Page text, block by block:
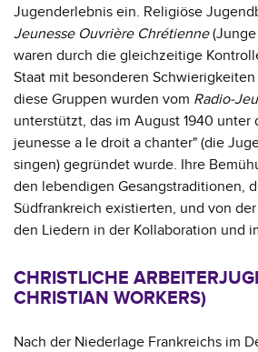
Jugenderlebnis ein. Religiöse
Jeunesse Ouvrière Chrétienne(Junge
waren durch die gleichzeitige
Staat mit besonderen
diese Gruppen wurden vom Radio-
unterstützt, das im August 1940 unter
jeunesse a le droit a chanter" (die
singen) gegründet wurde. Ihre
den lebendigen Gesangstraditionen,
Südfrankreich existierten, und von
den Liedern in der Kollaboration und
CHRISTLICHE
CHRISTIAN WORKERS)
Nach der Niederlage Frankreichs im